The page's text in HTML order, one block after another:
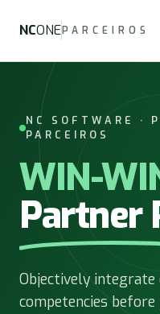
NCONEPARCEIROS
NC SOFTWARE ·
PARCEIROS
WIN-
Partner
Objectively integrate
competencies